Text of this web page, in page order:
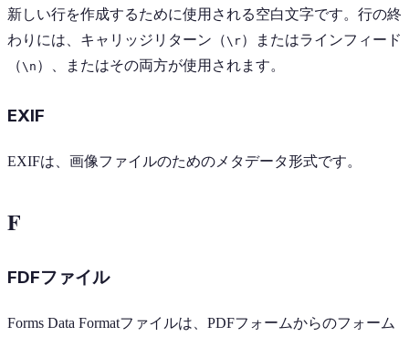
新しい行を作成するために使用される空白文字です。行の終
わりには、キャリッジリターン（\r）またはラインフィード
（\n ）、またはその両方が使用されます。
EXIF
EXIFは、画像ファイルのためのメタデータ形式です。
F
FDFファイル
Forms Data Formatファイルは、PDFフォームからのフォーム